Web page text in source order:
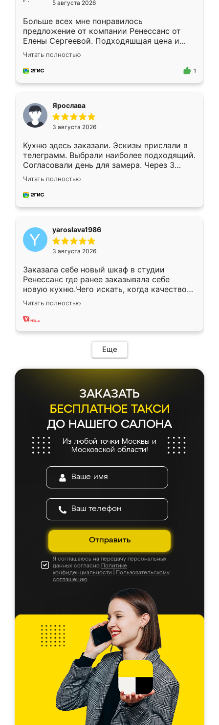
5 августа 2026
Больше всех мне понравилось
предложение от компании Ренессанс от
Елены Сергеевой. Подходяшщая цена и
короткие сроки изготовления. Приехавший
для замера сотрудник Владислав
предложил по моему эскизу самый
Читать полностью
1
Ярослава
3 августа 2026
Кухню здесь заказали. Эскизы прислали в
телеграмм. Выбрали наиболее подходящий.
Согласовали день для замера. Через 3
недели кухня была уже готова. Остались
довольны работой. Спасибо Ренессанс
мебель за качественную работу!
Читать полностью
yaroslava1986
3 августа 2026
Заказала себе новый шкаф в студии
Ренессанс где ранее заказывала себе
новую кухню.Чего искать, когда качеством
вполне довольна. Служит кухня уже почти
два года, нареканий нет.
Читать полностью
Еще
ЗАКАЗАТЬ
БЕСПЛАТНОЕ ТАКСИ
ДО НАШЕГО САЛОНА
Из любой точки Москвы и
Московской области!
Отправить
Я соглашаюсь на передачу персональных
данных согласно Политике
конфиденциальности
Пользовательскому
соглашению